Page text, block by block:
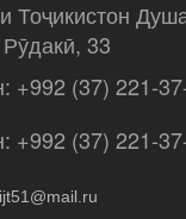
Тоҷикистон
33
+992 (37) 221-
+992 (37) 221-